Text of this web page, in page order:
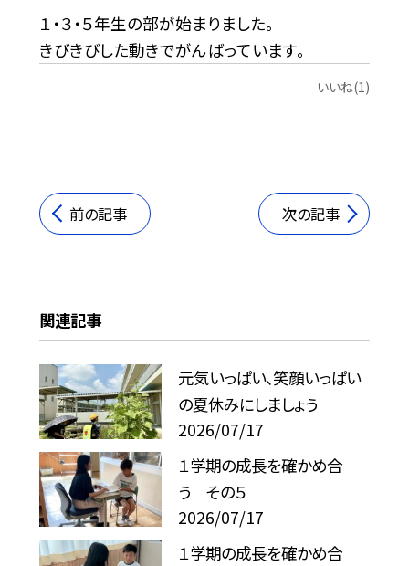
１・３・５年生の部が始まりました。
きびきびした動きでがんばっています。
いいね(1)
前の記事 次の記事
関連記事
元気いっぱい、笑顔いっぱい
の夏休みにしましょう
2026/07/17
１学期の成長を確かめ合
う その５
2026/07/17
１学期の成長を確かめ合